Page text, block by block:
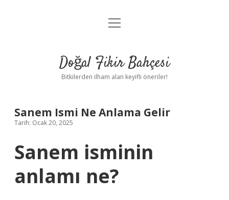
Anasayfa
Yasal Uyarı
menüyü
Doğal Fikir Bahçesi
Bitkilerden ilham alan keyifli öneriler!
Sanem Ismi Ne Anlama Gelir
Tarih: Ocak 20, 2025
Sanem isminin
anlamı ne?